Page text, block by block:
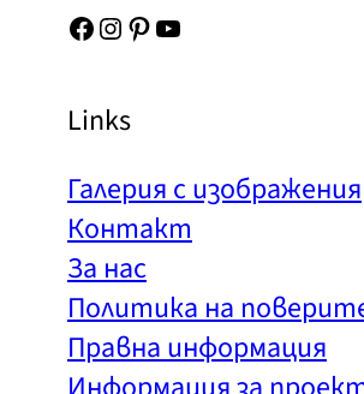
Facebook Instagram Pinterest YouTube
Links
Галерия с изображения
Контакт
За нас
Политика на
Правна информация